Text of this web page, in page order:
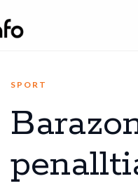
SPORT